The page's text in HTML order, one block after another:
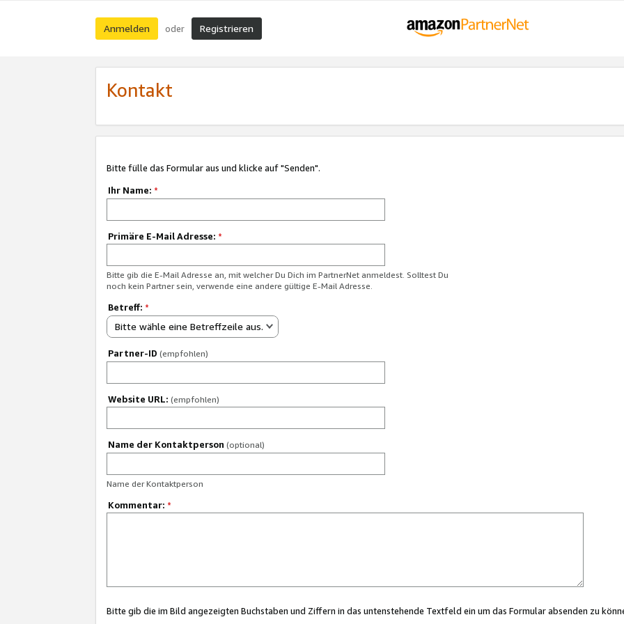
Anmelden oder Registrieren
Kontakt
Bitte fülle das Formular aus und klicke auf "Senden".
Ihr Name: *
Primäre E-Mail Adresse: *
Bitte gib die E-Mail Adresse an, mit welcher Du Dich im PartnerNet anmeldest. Solltest Du
noch kein Partner sein, verwende eine andere gültige E-Mail Adresse.
Betreff: *
Bitte wähle eine Betreffzeile aus.
Partner-ID (empfohlen)
Website URL: (empfohlen)
Name der Kontaktperson (optional)
Name der Kontaktperson
Kommentar: *
Bitte gib die im Bild angezeigten Buchstaben und Ziffern in das untenstehende Textfeld ein um das Formular absenden zu